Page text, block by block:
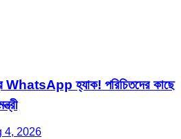
WhatsApp হ্যাক! পরিচিতদের কাছে
4, 2026